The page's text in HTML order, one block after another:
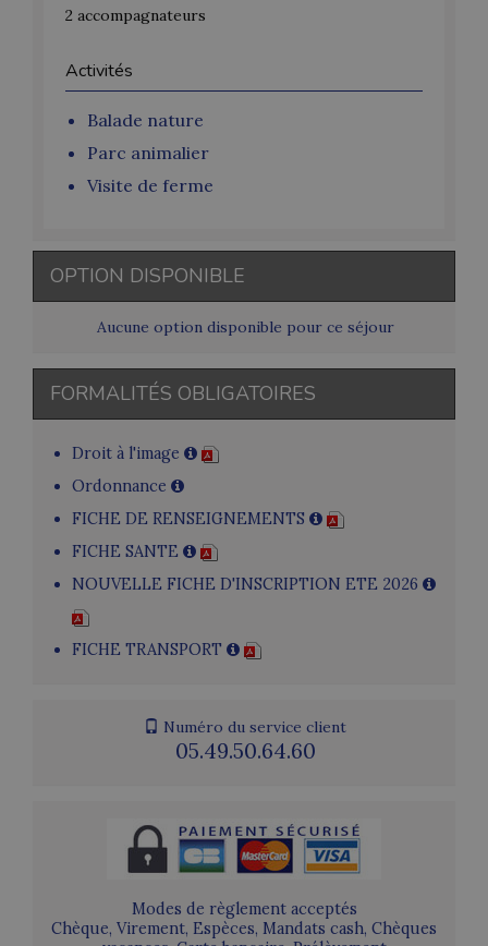
2 accompagnateurs
Activités
Balade nature
Parc animalier
Visite de ferme
OPTION DISPONIBLE
Aucune option disponible pour ce séjour
FORMALITÉS OBLIGATOIRES
Droit à l'image
Ordonnance
FICHE DE RENSEIGNEMENTS
FICHE SANTE
NOUVELLE FICHE D'INSCRIPTION ETE 2026
FICHE TRANSPORT
Numéro du service client
05.49.50.64.60
Modes de règlement acceptés
Chèque, Virement, Espèces, Mandats cash, Chèques